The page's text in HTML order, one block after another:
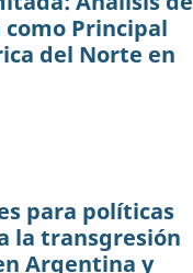
como Principal
del Norte en
para políticas
la transgresión
Argentina y